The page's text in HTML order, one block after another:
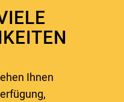
Ihnen